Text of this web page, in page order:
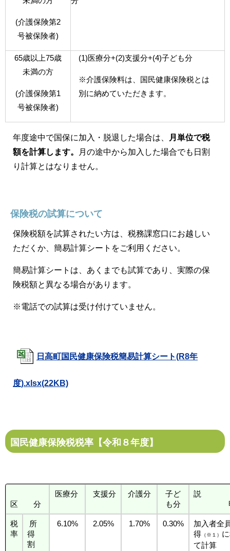
(介護保険第2
号被保険者)
65歳以上75歳
未満の方
(介護保険第1
号被保険者)
(1)医療分+(2)支援分+(4)子ども分
※介護保険料は、国民健康保険税とは
別に納めていただきます。
年度途中で国保に加入・脱退した場合は、
月単位で税
額を計算します。
月の途中から加入した場合でも日割
り計算とはなりません。
保険税の試算について
保険税額を試算されたい方は、税務課窓口にお越しい
ただくか、簡易計算シートをご利用ください。
簡易計算シートは、あくまでも試算であり、実際の保
険税額と異なる場合があります。
※電話での試算は受け付けていません。
日高町国民健康保険税簡易計算シート(R8年
度).xlsx(22KB)
国民健康保険税税率【令和８年度】
区 分
医療分 支援分 介護分
子ど
も分
税
率
所
得
割
6.10% 2.05% 1.70% 0.30%
加入者全
得 （※１）
て計算